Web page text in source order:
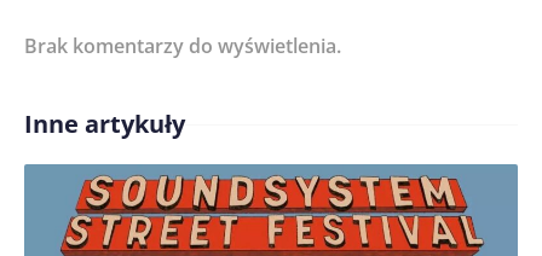
Treść komentarza*
Imię/ Nick*
Brak komentarzy do wyświetlenia.
Inne artykuły